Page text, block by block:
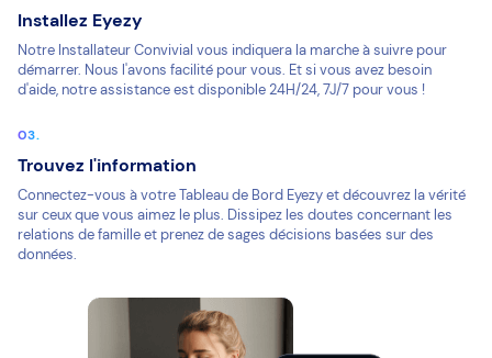
Installez Eyezy
Notre Installateur Convivial vous indiquera la marche à suivre pour
démarrer. Nous l'avons facilité pour vous. Et si vous avez besoin
d'aide, notre assistance est disponible 24H/24, 7J/7 pour vous !
Trouvez l'information
Connectez-vous à votre Tableau de Bord Eyezy et découvrez la vérité
sur ceux que vous aimez le plus. Dissipez les doutes concernant les
relations de famille et prenez de sages décisions basées sur des
données.